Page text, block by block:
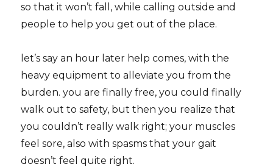
so that it won’t fall, while calling outside and
people to help you get out of the place.
let’s say an hour later help comes, with the
heavy equipment to alleviate you from the
burden. you are finally free, you could finally
walk out to safety, but then you realize that
you couldn’t really walk right; your muscles
feel sore, also with spasms that your gait
doesn’t feel quite right.